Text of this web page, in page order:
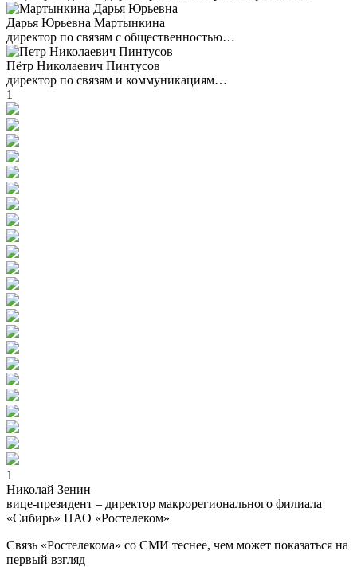
Дарья Юрьевна Мартынкина
директор по связям с общественностью…
Пётр Николаевич Пинтусов
директор по связям и коммуникациям…
1
1
Николай Зенин
вице-президент – директор макрорегионального филиала
«Сибирь» ПАО «Ростелеком»
Связь «Ростелекома» со СМИ теснее, чем может показаться на
первый взгляд